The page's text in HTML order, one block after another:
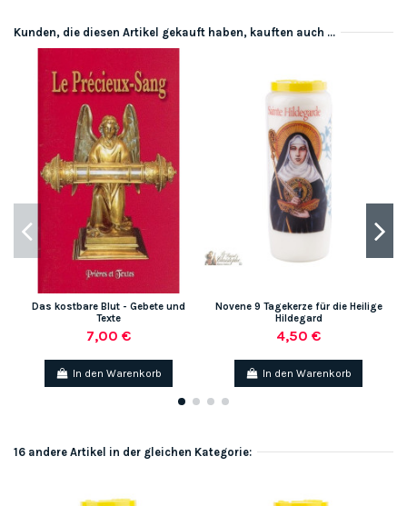
Kunden, die diesen Artikel gekauft haben, kauften auch ...
Das kostbare Blut - Gebete und
Texte
7,00 €
In den Warenkorb
Novene 9 Tagekerze für die Heilige
Hildegard
4,50 €
In den Warenkorb
16 andere Artikel in der gleichen Kategorie: